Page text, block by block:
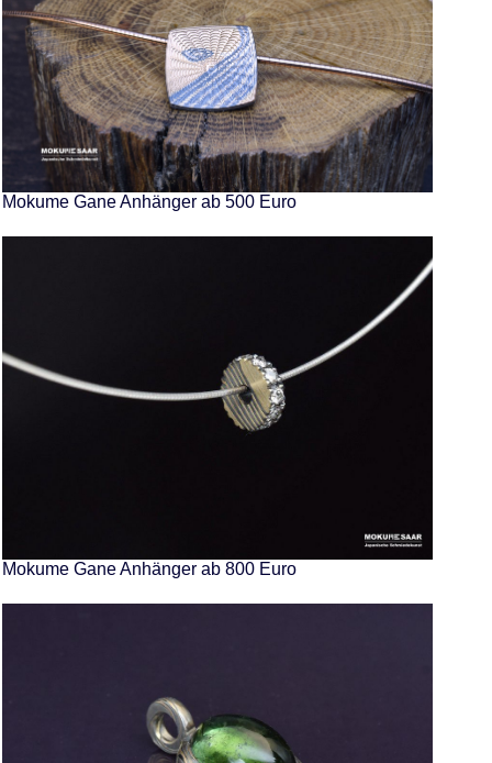
Mokume Gane Anhänger ab 500 Euro
Mokume Gane Anhänger ab 800 Euro